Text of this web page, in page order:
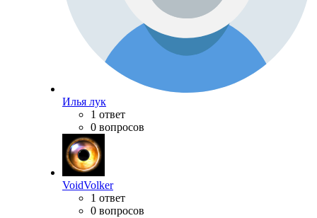
Илья лук
1 ответ
0 вопросов
VoidVolker
1 ответ
0 вопросов